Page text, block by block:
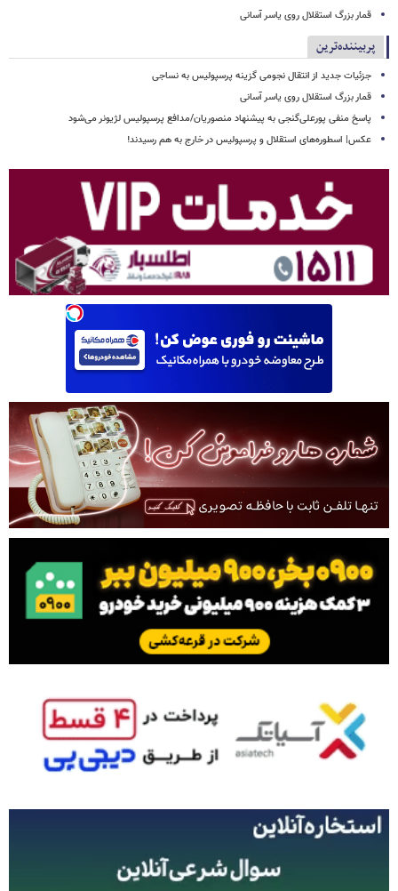
قمار بزرگ استقلال روی یاسر آسانی
پربیننده‌ترین
جزئیات جدید از انتقال نجومی گزینه پرسپولیس به نساجی
قمار بزرگ استقلال روی یاسر آسانی
پاسخ منفی پورعلی‌گنجی به پیشنهاد منصوریان/مدافع پرسپولیس لژیونر می‌شود
عکس| اسطوره‌های استقلال و پرسپولیس در خارج به هم رسیدند!